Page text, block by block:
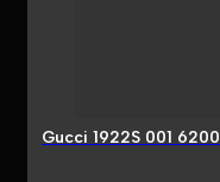
Gucci 1922S 001 6200